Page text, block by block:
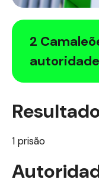
2
1 prisão